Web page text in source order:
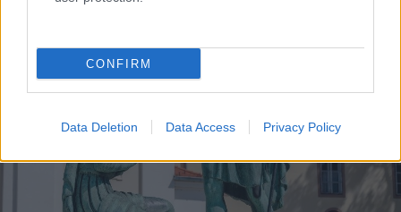
CONFIRM
Data Deletion Data Access Privacy Policy